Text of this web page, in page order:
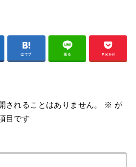
はてブ 送る Pocket
されることはありません。 ※ が
目です